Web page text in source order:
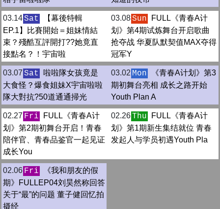
03.14Sat
【幕後特輯
EP.1】比賽開始＝姐妹情結
束？殘酷互評開打??她竟直
接點名？！宇宙啦
03.08Sun
FULL《青春A计
划》第4期试炼舞台开启歌曲
抢夺战 华夏队默契值MAX夺得
冠军Y
03.07 Sat
啦啦隊女孩竟是
大食怪？爆食姐妹X宇宙啦啦
隊大對抗?50道通通掃光
03.02 Mon
《青春A计划》第3
期初舞台亮相 成长之路开始
Youth Plan A
02.27 Fri
FULL《青春A计
划》第2期初舞台开启！青春
陪伴官、青春品鉴官一起见证
成长You
02.26Thu
FULL《青春A计
划》第1期新生集结就位 青春
发起人与学员初遇Youth Pla
02.06 Fri
《我和朋友的假
期》FULLEP04刘昊然称回答
关于“最”的问题 董子健回忆拍
摄经